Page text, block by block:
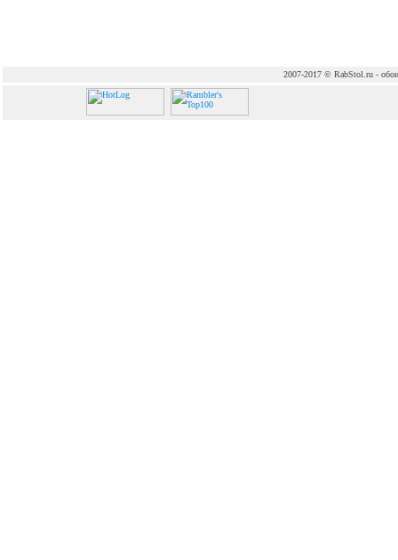
2007-2017 © RabStol.ru - обои